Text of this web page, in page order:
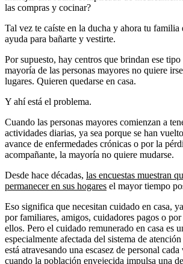
las compras y cocinar?
Tal vez te caíste en la ducha y ahora tu familia
ayuda para bañarte y vestirte.
Por supuesto, hay centros que brindan ese
mayoría de las personas mayores no quiere
lugares. Quieren quedarse en casa.
Y ahí está el problema.
Cuando las personas mayores comienzan a
actividades diarias, ya sea porque se han
avance de enfermedades crónicas o por la
acompañante, la mayoría no quiere mudarse.
Desde hace décadas, las encuestas muestran
permanecer en sus hogares el mayor tiempo
Eso significa que necesitan cuidado en casa,
por familiares, amigos, cuidadores pagos o
ellos. Pero el cuidado remunerado en casa es
especialmente afectada del sistema de
está atravesando una escasez de personal
cuando la población envejecida impulsa una